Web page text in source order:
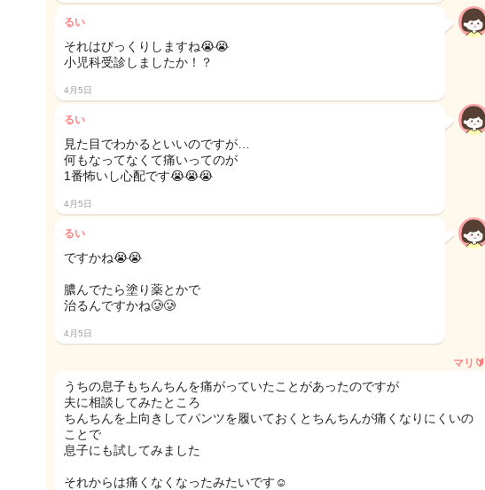
るい
それはびっくりしますね😭😭
小児科受診しましたか！？
4月5日
るい
見た目でわかるといいのですが…
何もなってなくて痛いってのが
1番怖いし心配です😭😭😭
4月5日
るい
ですかね😭😭
膿んでたら塗り薬とかで
治るんですかね🥲🥲
4月5日
マリ🔰
うちの息子もちんちんを痛がっていたことがあったのですが
夫に相談してみたところ
ちんちんを上向きしてパンツを履いておくとちんちんが痛くなりにくいの
ことで
息子にも試してみました
それからは痛くなくなったみたいです☺️